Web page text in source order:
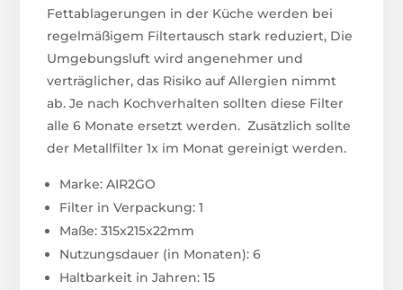
Fettablagerungen in der Küche werden bei
regelmäßigem Filtertausch stark reduziert, Die
Umgebungsluft wird angenehmer und
verträglicher, das Risiko auf Allergien nimmt
ab. Je nach Kochverhalten sollten diese Filter
alle 6 Monate ersetzt werden. Zusätzlich sollte
der Metallfilter 1x im Monat gereinigt werden.
Marke: AIR2GO
Filter in Verpackung: 1
Maße: 315x215x22mm
Nutzungsdauer (in Monaten): 6
Haltbarkeit in Jahren: 15